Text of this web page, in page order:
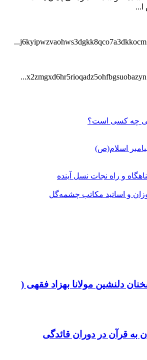
چه کسی است؟
اسلام(ص)
و راه نجات نسل آینده
و اساتید مکاتب چشمه‌گل
دلنشین مولانا بهزاد فقهی (
قرآن در دوران قائدگی